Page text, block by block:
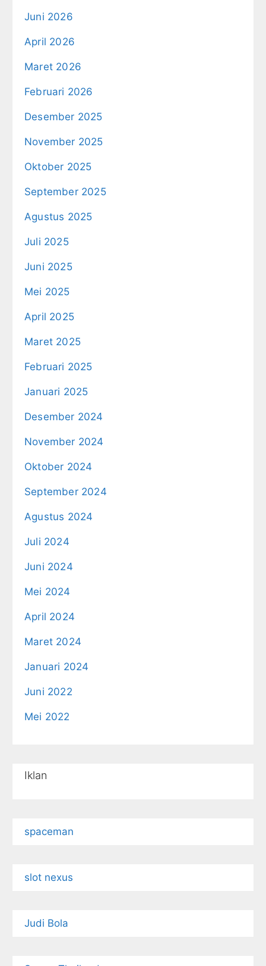
Juni 2026
April 2026
Maret 2026
Februari 2026
Desember 2025
November 2025
Oktober 2025
September 2025
Agustus 2025
Juli 2025
Juni 2025
Mei 2025
April 2025
Maret 2025
Februari 2025
Januari 2025
Desember 2024
November 2024
Oktober 2024
September 2024
Agustus 2024
Juli 2024
Juni 2024
Mei 2024
April 2024
Maret 2024
Januari 2024
Juni 2022
Mei 2022
Iklan
spaceman
slot nexus
Judi Bola